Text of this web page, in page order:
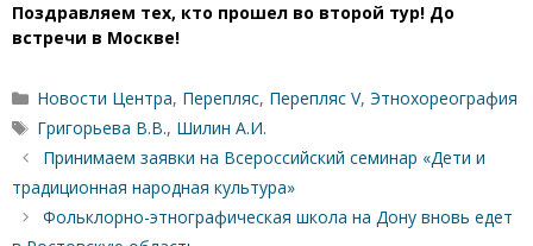
Поздравляем тех, кто прошел во второй тур! До
встречи в Москве!
Рубрики
Новости Центра, Перепляс, Перепляс V,Этнохореография
Метки
Григорьева В.В., Шилин А.И.
Принимаем заявки на Всероссийский семинар «Дети и
традиционная народная культура»
Фольклорно-этнографическая школа на Дону вновь едет